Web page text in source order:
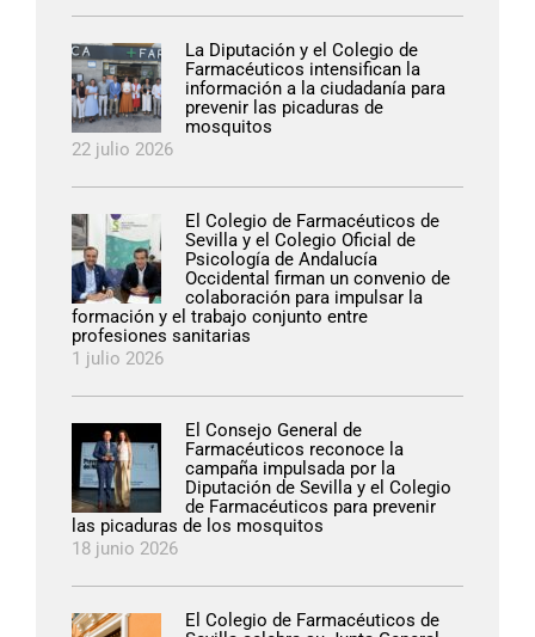
La Diputación y el Colegio de
Farmacéuticos intensifican la
información a la ciudadanía para
prevenir las picaduras de
mosquitos
22 julio 2026
El Colegio de Farmacéuticos de
Sevilla y el Colegio Oficial de
Psicología de Andalucía
Occidental firman un convenio de
colaboración para impulsar la
formación y el trabajo conjunto entre
profesiones sanitarias
1 julio 2026
El Consejo General de
Farmacéuticos reconoce la
campaña impulsada por la
Diputación de Sevilla y el Colegio
de Farmacéuticos para prevenir
las picaduras de los mosquitos
18 junio 2026
El Colegio de Farmacéuticos de